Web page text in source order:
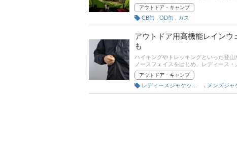
ポイントもご紹介します。記事後半に
みてくださいね。
アウトドア・キャンプ
CB缶
OD缶 ガス
アウトドア用高機能レイン
も
ハイキングやトレッキングといった登
ノースフェイスをはじめ、レディース
の記事では、高機能レインウェアの選
売れ筋人気ランキングもあるのであわせ
アウトドア・キャンプ